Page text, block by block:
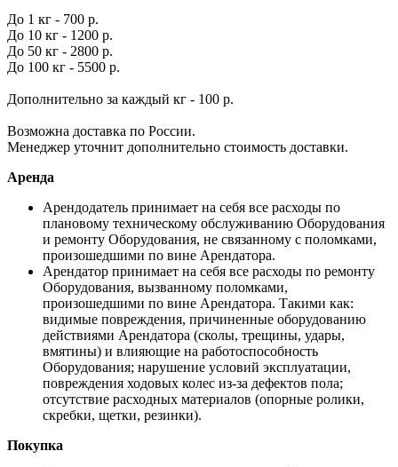
До 1 кг - 700 р.
До 10 кг - 1200 р.
До 50 кг - 2800 р.
До 100 кг - 5500 р.
Дополнительно за каждый кг - 100 р.
Возможна доставка по России.
Менеджер уточнит дополнительно стоимость доставки.
Аренда
Арендодатель принимает на себя все расходы по
плановому техническому обслуживанию Оборудования
и ремонту Оборудования, не связанному с поломками,
произошедшими по вине Арендатора.
Арендатор принимает на себя все расходы по ремонту
Оборудования, вызванному поломками,
произошедшими по вине Арендатора. Такими как:
видимые повреждения, причиненные оборудованию
действиями Арендатора (сколы, трещины, удары,
вмятины) и влияющие на работоспособность
Оборудования; нарушение условий эксплуатации,
повреждения ходовых колес из-за дефектов пола;
отсутствие расходных материалов (опорные ролики,
скребки, щетки, резинки).
Покупка